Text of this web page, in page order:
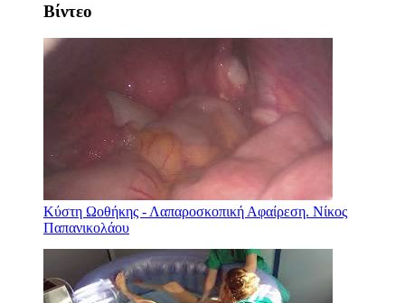
Βίντεο
Κύστη Ωοθήκης - Λαπαροσκοπική Αφαίρεση. Νίκος
Παπανικολάου